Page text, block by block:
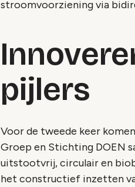
stroomvoorziening via
pijlers
Voor de tweede keer
Groep en Stichting DOEN
uitstootvrij, circulair en
het constructief inzetten